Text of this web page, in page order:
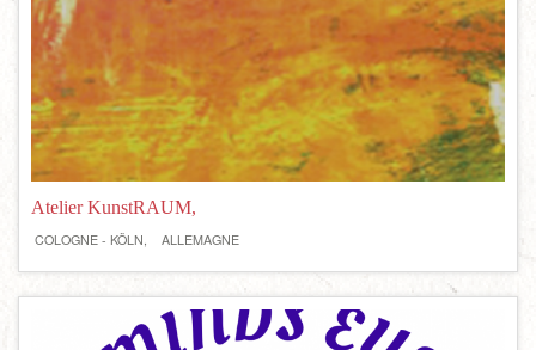
Atelier KunstRAUM,
COLOGNE - KÖLN, ALLEMAGNE